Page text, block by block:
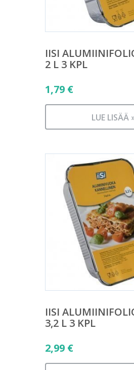
IISI
2 L 3 KPL
1,79 €
LUE LISÄÄ
IISI
3,2 L 3 KPL
2,99 €